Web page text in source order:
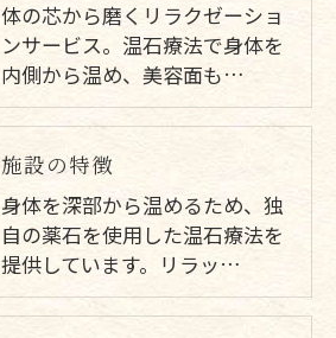
体の芯から磨くリラクゼーショ
ンサービス。温石療法で身体を
内側から温め、美容面も…
施設の特徴
身体を深部から温めるため、独
自の薬石を使用した温石療法を
提供しています。リラッ…